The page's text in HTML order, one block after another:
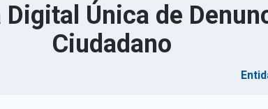
Única de
Ciudadano